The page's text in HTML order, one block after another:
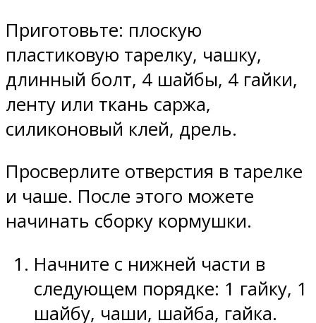
Приготовьте: плоскую
пластиковую тарелку, чашку,
длинный болт, 4 шайбы, 4 гайки,
ленту или ткань саржа,
силиконовый клей, дрель.
Просверлите отверстия в тарелке
и чаше. После этого можете
начинать сборку кормушки.
Начните с нижней части в
следующем порядке: 1 гайку, 1
шайбу, чаши, шайба, гайка.